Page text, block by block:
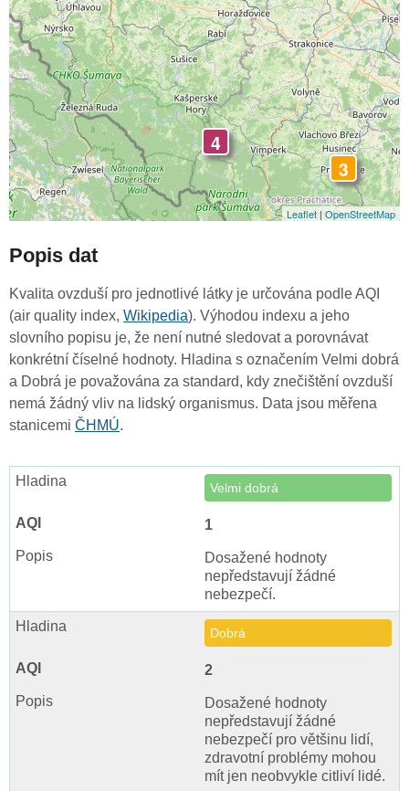
3
4
Leaflet|OpenStreetMap
Popis dat
Kvalita ovzduší pro jednotlivé látky je určována podle AQI
(air quality index, Wikipedia). Výhodou indexu a jeho
slovního popisu je, že není nutné sledovat a porovnávat
konkrétní číselné hodnoty. Hladina s označením Velmi dobrá
a Dobrá je považována za standard, kdy znečištění ovzduší
nemá žádný vliv na lidský organismus. Data jsou měřena
stanicemi ČHMÚ.
Velmi dobrá
1
Dosažené hodnoty
nepředstavují žádné
nebezpečí.
Dobrá
2
Dosažené hodnoty
nepředstavují žádné
nebezpečí pro většinu lidí,
zdravotní problémy mohou
mít jen neobvykle citliví lidé.